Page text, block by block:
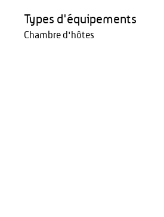
Types d'équipements
Chambre d'hôtes